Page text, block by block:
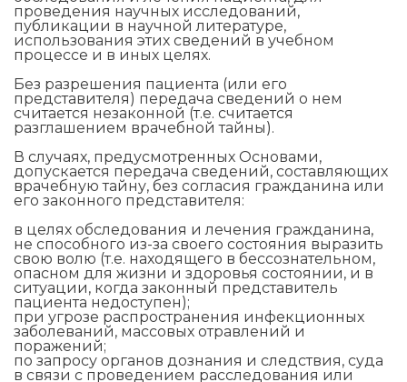
проведения научных исследований,
публикации в научной литературе,
использования этих сведений в учебном
процессе и в иных целях.
Без разрешения пациента (или его
представителя) передача сведений о нем
считается незаконной (т.е. считается
разглашением врачебной тайны).
В случаях, предусмотренных Основами,
допускается передача сведений, составляющих
врачебную тайну, без согласия гражданина или
его законного представителя:
в целях обследования и лечения гражданина,
не способного из-за своего состояния выразить
свою волю (т.е. находящего в бессознательном,
опасном для жизни и здоровья состоянии, и в
ситуации, когда законный представитель
пациента недоступен);
при угрозе распространения инфекционных
заболеваний, массовых отравлений и
поражений;
по запросу органов дознания и следствия, суда
в связи с проведением расследования или